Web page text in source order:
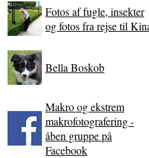
Fotos af fugle, insekter
og fotos fra rejse til
Bella Boskob
Makro og ekstrem
makrofotografering -
åben gruppe på
Facebook